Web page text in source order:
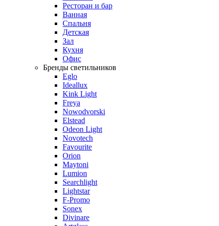
Ресторан и бар
Ванная
Спальня
Детская
Зал
Кухня
Офис
Бренды светильников
Eglo
Ideallux
Kink Light
Freya
Nowodvorski
Elstead
Odeon Light
Novotech
Favourite
Orion
Maytoni
Lumion
Searchlight
Lightstar
F-Promo
Sonex
Divinare